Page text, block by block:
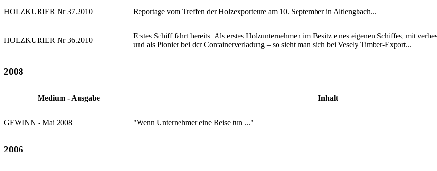
HOLZKURIER Nr 37.2010 Reportage vom Treffen der Holzexporteure am 10. September in Altlengbach...
HOLZKURIER Nr 36.2010
Erstes Schiff fährt bereits. Als erstes Holzunternehmen im Besitz eines eigenen Schiffes, mit
und als Pionier bei der Containerverladung – so sieht man sich bei Vesely Timber-Export...
2008
Medium - Ausgabe Inhalt
GEWINN - Mai 2008 "Wenn Unternehmer eine Reise tun ..."
2006